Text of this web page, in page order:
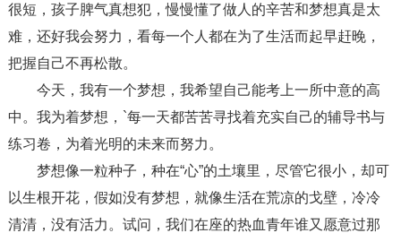
很短，孩子脾气真想犯，慢慢懂了做人的辛苦和梦想真是太
难，还好我会努力，看每一个人都在为了生活而起早赶晚，
把握自己不再松散。
今天，我有一个梦想，我希望自己能考上一所中意的高
中。我为着梦想，`每一天都苦苦寻找着充实自己的辅导书与
练习卷，为着光明的未来而努力。
梦想像一粒种子，种在“心”的土壤里，尽管它很小，却可
以生根开花，假如没有梦想，就像生活在荒凉的戈壁，冷冷
清清，没有活力。试问，我们在座的热血青年谁又愿意过那